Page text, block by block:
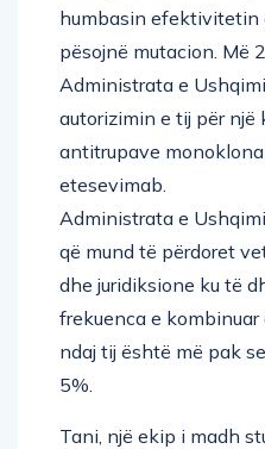
humbasin efektivitetin
pësojnë mutacion. Më
Administrata e
autorizimin e tij për një
antitrupave
etesevimab.
Administrata e
që mund të përdoret
dhe juridiksione ku të
frekuenca e
ndaj tij është më pak
5%.
Tani, një ekip i madh